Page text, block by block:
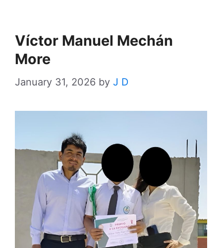
Víctor Manuel Mechán
More
January 31, 2026 by J D